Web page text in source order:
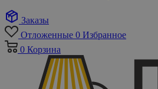
Заказы
Отложенные 0 Избранное
0 Корзина